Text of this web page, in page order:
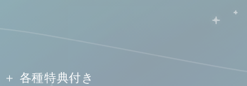
＋ 各種特典付き